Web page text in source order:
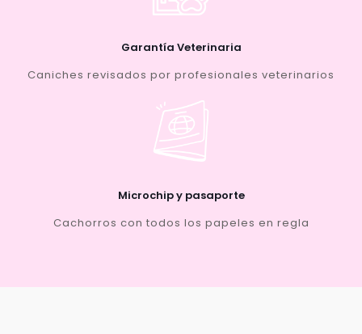
Garantía Veterinaria
Caniches revisados por profesionales veterinarios
Microchip y pasaporte
Cachorros con todos los papeles en regla